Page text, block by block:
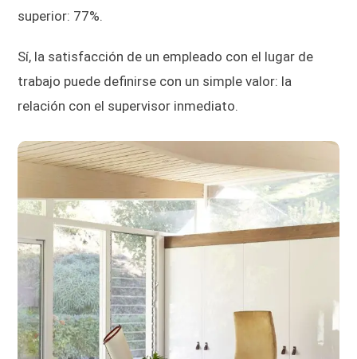
superior: 77%.
Sí, la satisfacción de un empleado con el lugar de
trabajo puede definirse con un simple valor: la
relación con el supervisor inmediato.